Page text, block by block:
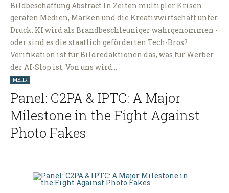
Bildbeschaffung Abstract In Zeiten multipler Krisen
geraten Medien, Marken und die Kreativwirtschaft unter
Druck. KI wird als Brandbeschleuniger wahrgenommen -
oder sind es die staatlich geförderten Tech-Bros?
Verifikation ist für Bildredaktionen das, was für Werber
der AI-Slop ist. Von uns wird…
MEHR
Panel: C2PA & IPTC: A Major
Milestone in the Fight Against
Photo Fakes